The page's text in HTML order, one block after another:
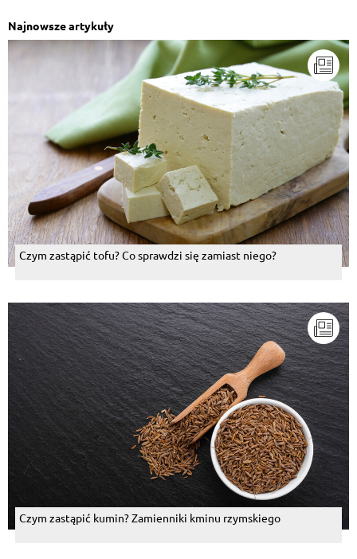
Najnowsze artykuły
Czym zastąpić tofu? Co sprawdzi się zamiast niego?
Czym zastąpić kumin? Zamienniki kminu rzymskiego